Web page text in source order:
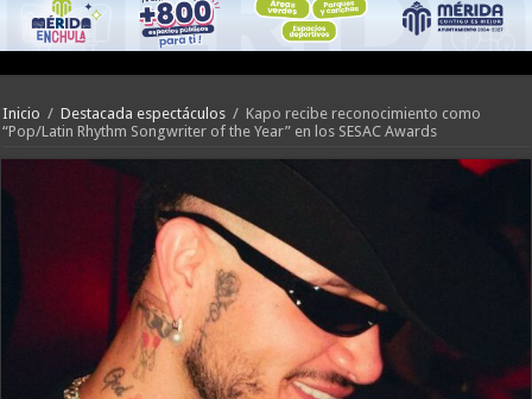
Inicio / Destacada espectáculos / Kapo recibe reconocimiento como
“Pop/Latin Rhythm Songwriter of the Year” en los SESAC Awards